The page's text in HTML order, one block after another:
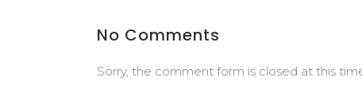
No Comments
Sorry, the comment form is closed at this